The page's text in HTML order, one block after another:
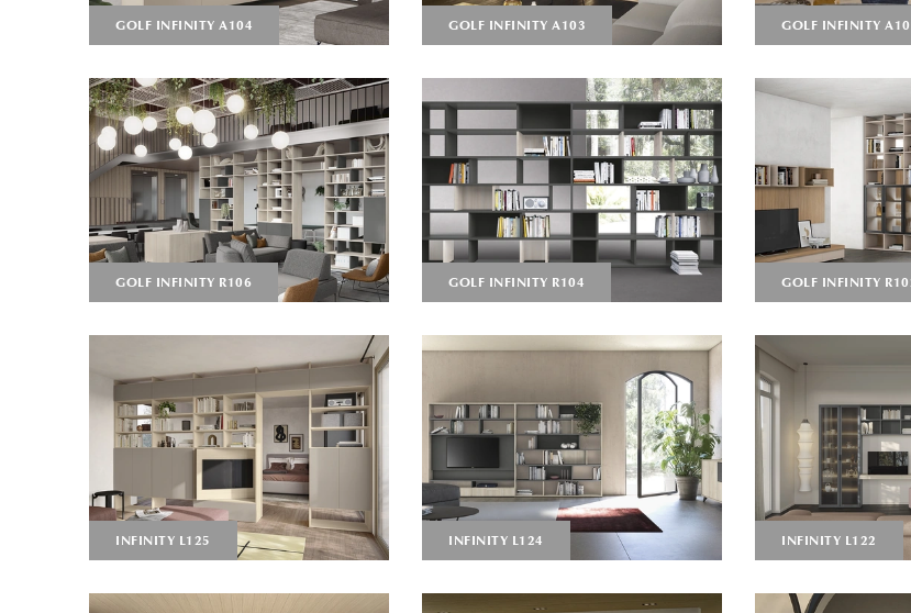
GOLF INFINITY A104 GOLF INFINITY A103 GOLF INFINITY
GOLF INFINITY R106 GOLF INFINITY R104 GOLF INFINITY
INFINITY L125 INFINITY L124 INFINITY L122